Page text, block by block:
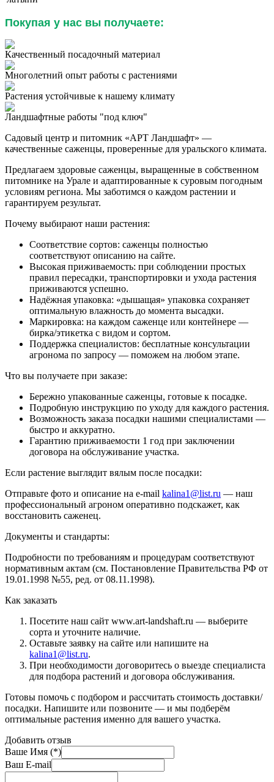
Покупая у нас вы получаете:
Качественный посадочный материал
Многолетний опыт работы с растениями
Растения устойчивые к нашему климату
Ландшафтные работы "под ключ"
Садовый центр и питомник «АРТ Ландшафт» —
качественные саженцы, проверенные для уральского климата.
Предлагаем здоровые саженцы, выращенные в собственном
питомнике на Урале и адаптированные к суровым погодным
условиям региона. Мы заботимся о каждом растении и
гарантируем результат.
Почему выбирают наши растения:
Соответствие сортов: саженцы полностью
соответствуют описанию на сайте.
Высокая приживаемость: при соблюдении простых
правил пересадки, транспортировки и ухода растения
приживаются успешно.
Надёжная упаковка: «дышащая» упаковка сохраняет
оптимальную влажность до момента высадки.
Маркировка: на каждом саженце или контейнере —
бирка/этикетка с видом и сортом.
Поддержка специалистов: бесплатные консультации
агронома по запросу — поможем на любом этапе.
Что вы получаете при заказе:
Бережно упакованные саженцы, готовые к посадке.
Подробную инструкцию по уходу для каждого растения.
Возможность заказа посадки нашими специалистами —
быстро и аккуратно.
Гарантию приживаемости 1 год при заключении
договора на обслуживание участка.
Если растение выглядит вялым после посадки:
Отправьте фото и описание на e-mail kalina1@list.ru — наш
профессиональный агроном оперативно подскажет, как
восстановить саженец.
Документы и стандарты:
Подробности по требованиям и процедурам соответствуют
нормативным актам (см. Постановление Правительства РФ от
19.01.1998 №55, ред. от 08.11.1998).
Как заказать
Посетите наш сайт www.art-landshaft.ru — выберите
сорта и уточните наличие.
Оставьте заявку на сайте или напишите на
kalina1@list.ru.
При необходимости договоритесь о выезде специалиста
для подбора растений и договора обслуживания.
Готовы помочь с подбором и рассчитать стоимость доставки/
посадки. Напишите или позвоните — и мы подберём
оптимальные растения именно для вашего участка.
Добавить отзыв
Ваше Имя (*)
Ваш E-mail